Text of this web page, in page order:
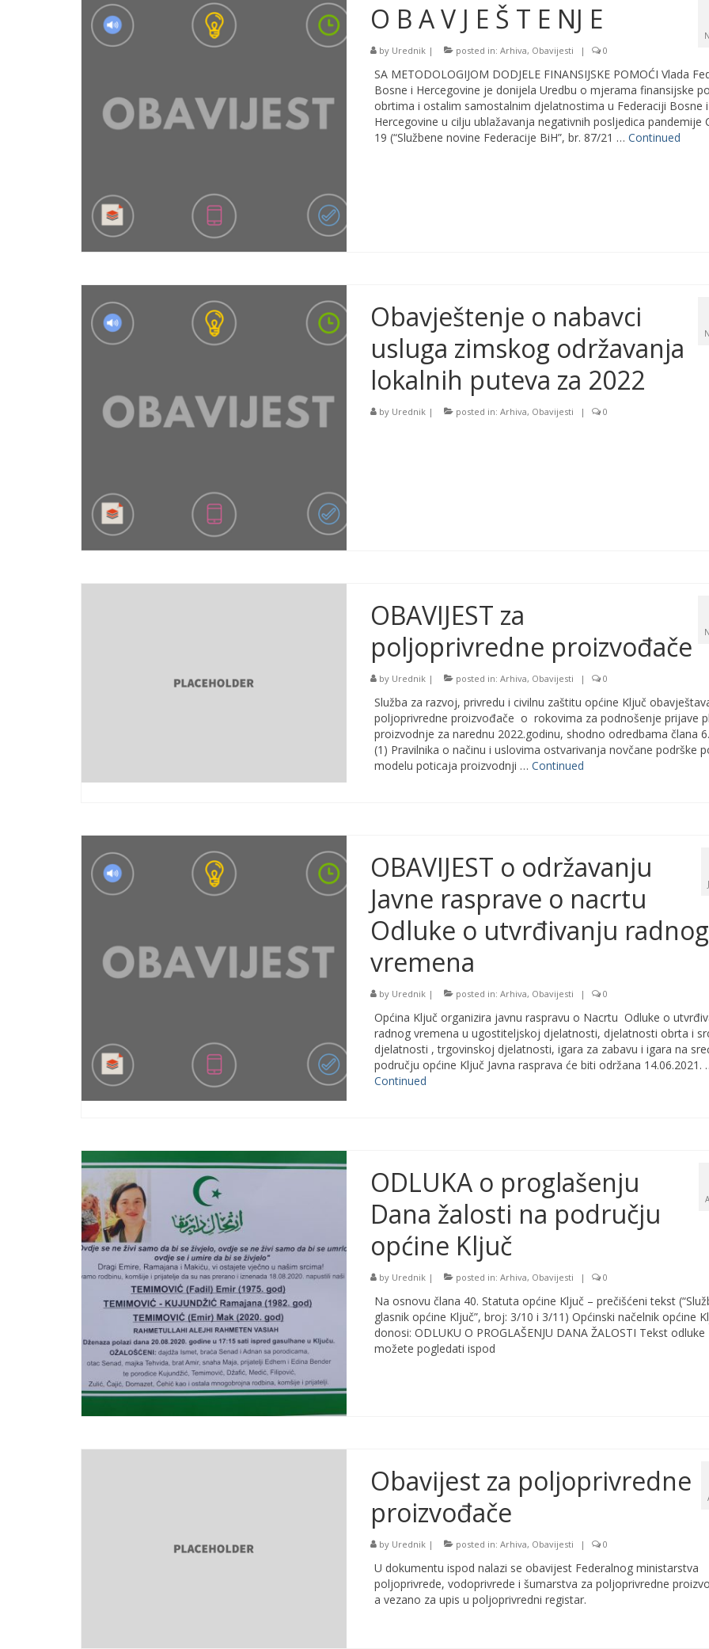
O B A V J E Š T E NJ E
by Urednik| posted in: Arhiva, Obavijesti | 0
SA METODOLOGIJOM DODJELE FINANSIJSKE POMOĆI Vlada
Bosne i Hercegovine je donijela Uredbu o mjerama finansijske
obrtima i ostalim samostalnim djelatnostima u Federaciji Bosne i
Hercegovine u cilju ublažavanja negativnih posljedica pandemije
19 (“Službene novine Federacije BiH”, br. 87/21 … Continued
Obavještenje o nabavci
usluga zimskog održavanja
lokalnih puteva za 2022
by Urednik| posted in: Arhiva, Obavijesti | 0
OBAVIJEST za
poljoprivredne proizvođače
by Urednik| posted in: Arhiva, Obavijesti | 0
Služba za razvoj, privredu i civilnu zaštitu općine Ključ
poljoprivredne proizvođače o rokovima za podnošenje prijave
proizvodnje za narednu 2022.godinu, shodno odredbama člana
(1) Pravilnika o načinu i uslovima ostvarivanja novčane podrške
modelu poticaja proizvodnji … Continued
OBAVIJEST o održavanju
Javne rasprave o nacrtu
Odluke o utvrđivanju radnog
vremena
by Urednik| posted in: Arhiva, Obavijesti | 0
Općina Ključ organizira javnu raspravu o Nacrtu Odluke o
radnog vremena u ugostiteljskoj djelatnosti, djelatnosti obrta i
djelatnosti , trgovinskoj djelatnosti, igara za zabavu i igara na
području općine Ključ Javna rasprava će biti održana 14.06.2021.
Continued
ODLUKA o proglašenju
Dana žalosti na području
općine Ključ
by Urednik| posted in: Arhiva, Obavijesti | 0
Na osnovu člana 40. Statuta općine Ključ – prečišćeni tekst
glasnik općine Ključ”, broj: 3/10 i 3/11) Općinski načelnik općine
donosi: ODLUKU O PROGLAŠENJU DANA ŽALOSTI Tekst odluke
možete pogledati ispod
Obavijest za poljoprivredne
proizvođače
by Urednik| posted in: Arhiva, Obavijesti | 0
U dokumentu ispod nalazi se obavijest Federalnog ministarstva
poljoprivrede, vodoprivrede i šumarstva za poljoprivredne
a vezano za upis u poljoprivredni registar.